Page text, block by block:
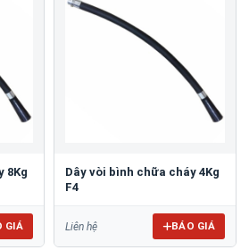
8Kg
GIÁ
Dây vòi bình chữa cháy 4Kg
F4
Liên hệ BÁO GIÁ